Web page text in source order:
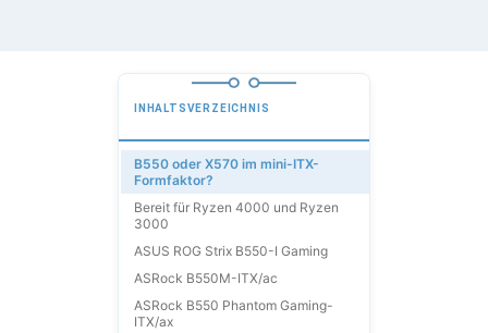
INHALTSVERZEICHNIS
B550 oder X570 im mini-ITX-
Formfaktor?
Bereit für Ryzen 4000 und Ryzen
3000
ASUS ROG Strix B550-I Gaming
ASRock B550M-ITX/ac
ASRock B550 Phantom Gaming-
ITX/ax